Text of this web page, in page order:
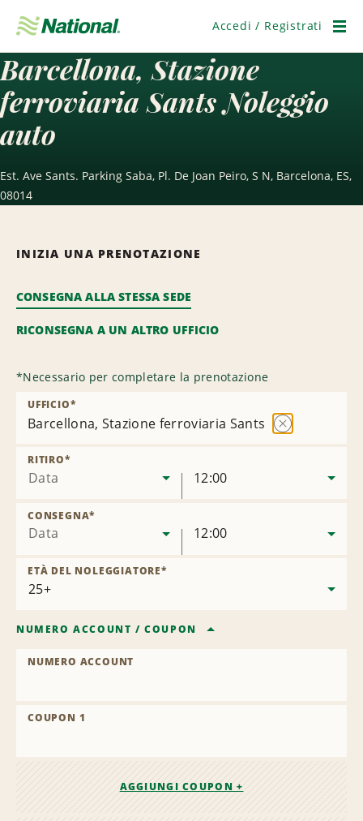
navigazione
Accedi / Registrati
Barcellona, Stazione
ferroviaria Sants Noleggio
auto
Est. Ave Sants. Parking Saba, Pl. De Joan Peiro, S N, Barcelona, ES,
08014
INIZIA UNA PRENOTAZIONE
CONSEGNA ALLA STESSA SEDE
RICONSEGNA A UN ALTRO UFFICIO
*Necessario per completare la prenotazione
Barcellona, Stazione ferroviaria Sants
UFFICIO*
Data
RITIRO*
12:00
Data
CONSEGNA*
12:00
ETÀ DEL NOLEGGIATORE*
NUMERO ACCOUNT /COUPON
NUMERO ACCOUNT
COUPON 1
AGGIUNGI COUPON +